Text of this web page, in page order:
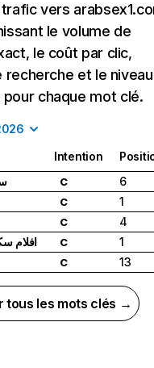
vers
le volume de
le coût par clic,
recherche et le
chaque mot clé.
Intention
C
6
C
1
C
4
افلام
C
1
C 13
tous les mots clés →